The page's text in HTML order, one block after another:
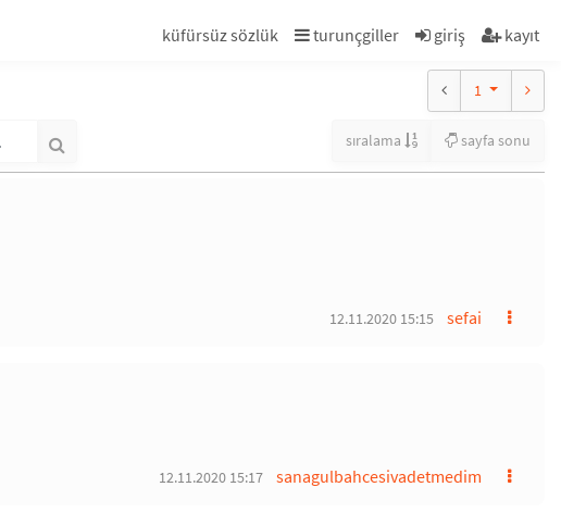
küfürsüz sözlük turunçgiller giriş kayıt
1
sıralama sayfa sonu
sefai
12.11.2020 15:15
sanagulbahcesivadetmedim
12.11.2020 15:17